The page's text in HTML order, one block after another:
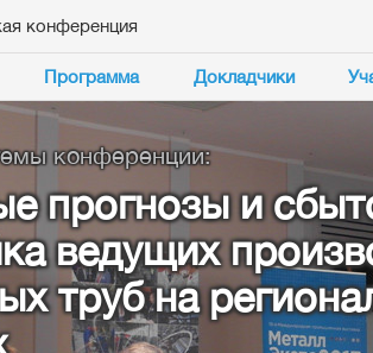
конференция
Программа Докладчики
и сбытовая
на региональных